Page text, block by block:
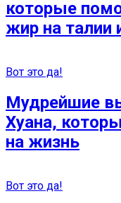
которые
жир на талии
Вот это да!
Мудрейшие
Хуана,
на жизнь
Вот это да!